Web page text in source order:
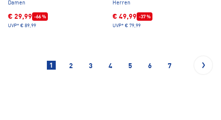
Damen
€ 29,99 -66 %
UVP* € 89,99
Herren
€ 49,99 -37 %
UVP* € 79,99
1 2 3 4 5 6 7